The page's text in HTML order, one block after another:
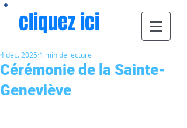
cliquez ici
Cérémonie de la Sainte-
Geneviève
4 déc. 2025 1 min de lecture